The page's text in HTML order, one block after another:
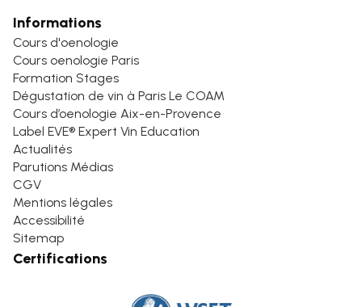
Informations
Cours d'oenologie
Cours oenologie Paris
Formation Stages
Dégustation de vin à Paris Le COAM
Cours d’oenologie Aix-en-Provence
Label EVE® Expert Vin Education
Actualités
Parutions Médias
CGV
Mentions légales
Accessibilité
Sitemap
Certifications